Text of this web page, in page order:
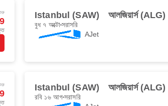
Istanbul (SAW) আলজিয়ার্স (ALG)
বুধ ৭ অক্টোসরাসরি
AJet
Istanbul (SAW) আলজিয়ার্স (ALG)
রবি ১৬ আগসরাসরি